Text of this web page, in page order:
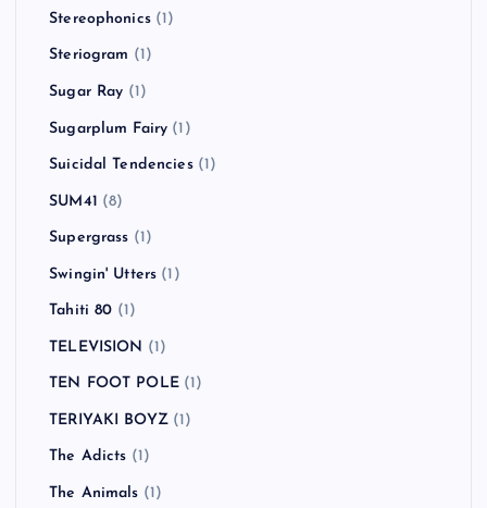
Stereophonics(1)
Steriogram (1)
Sugar Ray (1)
Sugarplum Fairy (1)
Suicidal Tendencies(1)
SUM41 (8)
Supergrass (1)
Swingin' Utters (1)
Tahiti 80 (1)
TELEVISION (1)
TEN FOOT POLE(1)
TERIYAKI BOYZ(1)
The Adicts (1)
The Animals (1)